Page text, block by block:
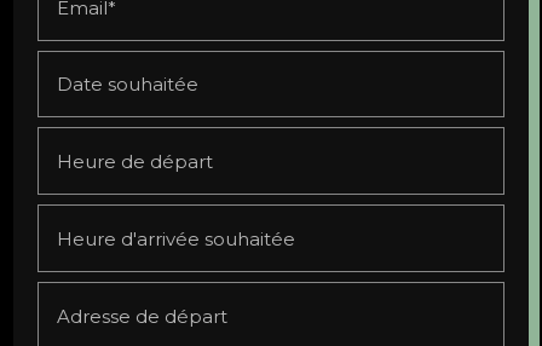
Email*
Date souhaitée
Heure de départ
Heure d'arrivée souhaitée
Adresse de départ